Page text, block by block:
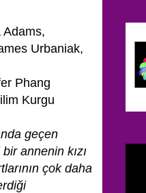
Adams,
Urbaniak,
Phang
Kurgu
geçen
annenin kızı
çok daha